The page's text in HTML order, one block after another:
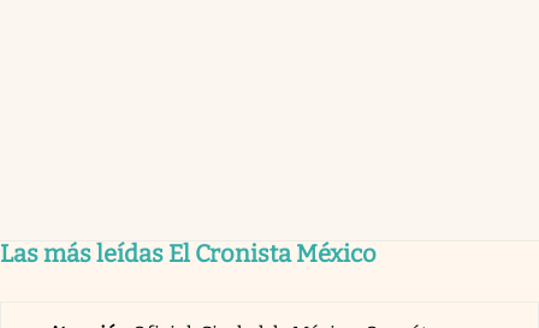
Las más leídas El Cronista México